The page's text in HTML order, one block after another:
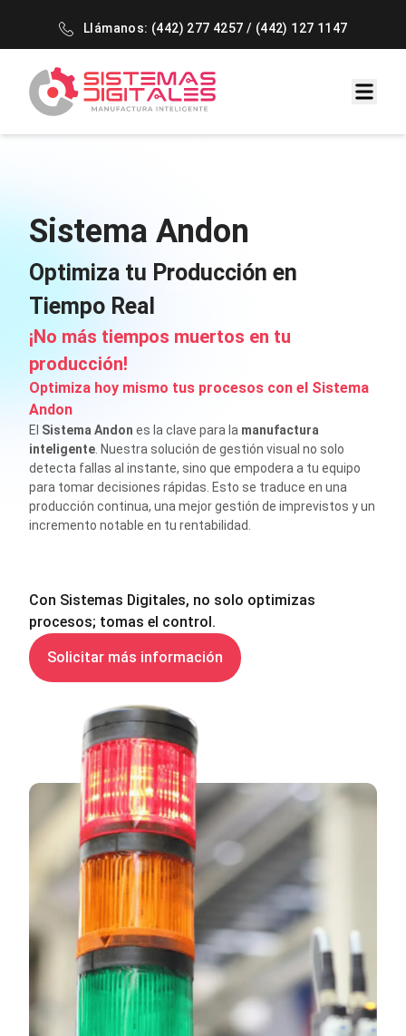
Llámanos: (442) 277 4257 / (442) 127 1147
Sistema Andon
Optimiza tu Producción en
Tiempo Real
¡No más tiempos muertos en tu
producción!
Optimiza hoy mismo tus procesos con el Sistema
Andon
El Sistema Andon es la clave para la manufactura
inteligente . Nuestra solución de gestión visual no solo
detecta fallas al instante, sino que empodera a tu equipo
para tomar decisiones rápidas. Esto se traduce en una
producción continua, una mejor gestión de imprevistos y un
incremento notable en tu rentabilidad.
Con Sistemas Digitales, no solo optimizas
procesos; tomas el control.
Solicitar más información